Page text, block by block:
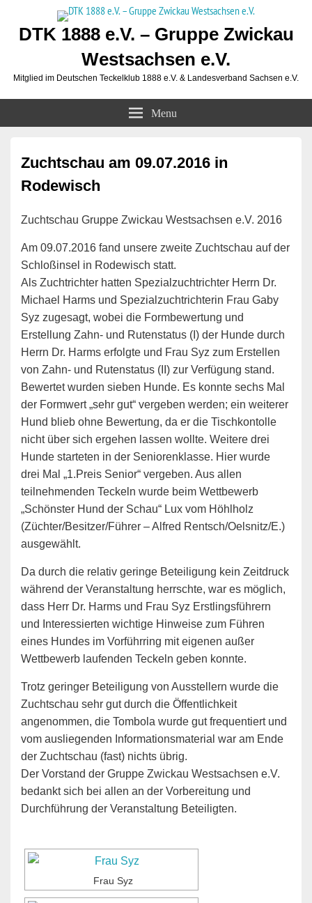
DTK 1888 e.V. – Gruppe Zwickau
Westsachsen e.V.
Mitglied im Deutschen Teckelklub 1888 e.V. & Landesverband Sachsen e.V.
Menu
Zuchtschau am 09.07.2016 in
Rodewisch
Zuchtschau Gruppe Zwickau Westsachsen e.V. 2016
Am 09.07.2016 fand unsere zweite Zuchtschau auf der
Schloßinsel in Rodewisch statt.
Als Zuchtrichter hatten Spezialzuchtrichter Herrn Dr.
Michael Harms und Spezialzuchtrichterin Frau Gaby
Syz zugesagt, wobei die Formbewertung und
Erstellung Zahn- und Rutenstatus (I) der Hunde durch
Herrn Dr. Harms erfolgte und Frau Syz zum Erstellen
von Zahn- und Rutenstatus (II) zur Verfügung stand.
Bewertet wurden sieben Hunde. Es konnte sechs Mal
der Formwert „sehr gut“ vergeben werden; ein weiterer
Hund blieb ohne Bewertung, da er die Tischkontolle
nicht über sich ergehen lassen wollte. Weitere drei
Hunde starteten in der Seniorenklasse. Hier wurde
drei Mal „1.Preis Senior“ vergeben. Aus allen
teilnehmenden Teckeln wurde beim Wettbewerb
„Schönster Hund der Schau“ Lux vom Höhlholz
(Züchter/Besitzer/Führer – Alfred Rentsch/Oelsnitz/E.)
ausgewählt.
Da durch die relativ geringe Beteiligung kein Zeitdruck
während der Veranstaltung herrschte, war es möglich,
dass Herr Dr. Harms und Frau Syz Erstlingsführern
und Interessierten wichtige Hinweise zum Führen
eines Hundes im Vorführring mit eigenen außer
Wettbewerb laufenden Teckeln geben konnte.
Trotz geringer Beteiligung von Ausstellern wurde die
Zuchtschau sehr gut durch die Öffentlichkeit
angenommen, die Tombola wurde gut frequentiert und
vom ausliegenden Informationsmaterial war am Ende
der Zuchtschau (fast) nichts übrig.
Der Vorstand der Gruppe Zwickau Westsachsen e.V.
bedankt sich bei allen an der Vorbereitung und
Durchführung der Veranstaltung Beteiligten.
Frau Syz